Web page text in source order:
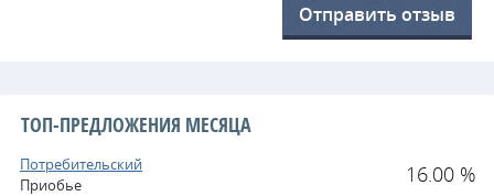
Отправить отзыв
ТОП-ПРЕДЛОЖЕНИЯ МЕСЯЦА
Потребительский
Приобье
16.00 %